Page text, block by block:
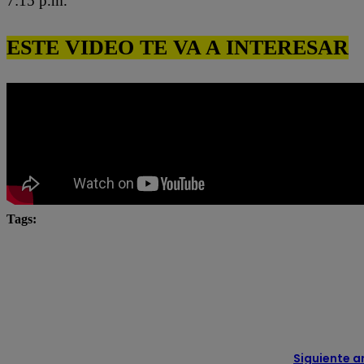
ESTE VIDEO TE VA A INTERESAR
Tags:
Siguiente